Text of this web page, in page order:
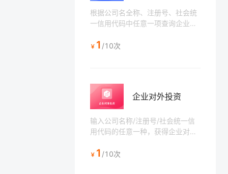
根据公司名全称、注册号、社会统
一信用代码中任意一项查询企业工
股东信息、出资信息、变更信息、
￥ 1 /10次
企业对外投资
输入公司名称/注册号/社会统一信
用代码的任意一种，获得企业对外
本、法人名称、出资比例、出资金
￥ 1 /10次